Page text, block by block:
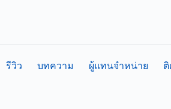
รีวิว บทความ ผู้แทนจำหน่าย ติ